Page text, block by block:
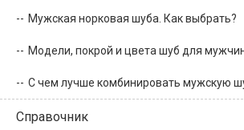
Мужская норковая шуба. Как выбрать?
Модели, покрой и цвета шуб для
С чем лучше комбинировать мужскую
Справочник